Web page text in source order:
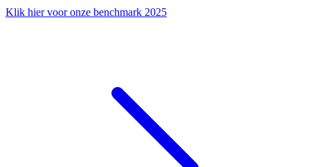
Klik hier voor onze benchmark 2025